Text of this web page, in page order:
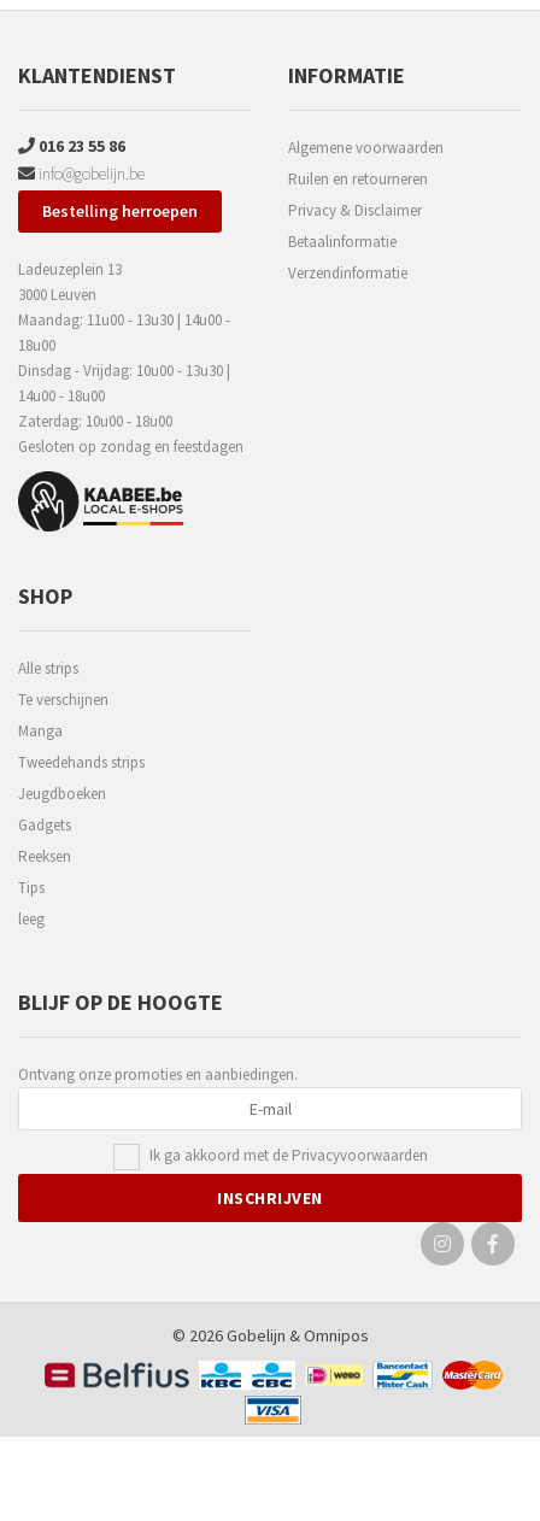
KLANTENDIENST
016 23 55 86
info@gobelijn.be
Bestelling herroepen
Ladeuzeplein 13
3000 Leuven
Maandag: 11u00 - 13u30 | 14u00 -
18u00
Dinsdag - Vrijdag: 10u00 - 13u30 |
14u00 - 18u00
Zaterdag: 10u00 - 18u00
Gesloten op zondag en feestdagen
INFORMATIE
Algemene voorwaarden
Ruilen en retourneren
Privacy & Disclaimer
Betaalinformatie
Verzendinformatie
SHOP
Alle strips
Te verschijnen
Manga
Tweedehands strips
Jeugdboeken
Gadgets
Reeksen
Tips
leeg
BLIJF OP DE HOOGTE
Ontvang onze promoties en aanbiedingen.
Ik ga akkoord met de Privacyvoorwaarden
© 2026 Gobelijn &Omnipos